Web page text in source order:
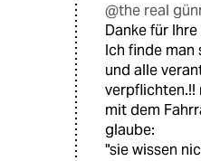
@the real
Danke für
Ich finde man
und alle
verpflichten.!!
mit dem
glaube:
"sie wissen